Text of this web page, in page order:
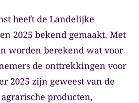
heeft de Landelijke
2025 bekend gemaakt. Met
worden berekend wat voor
de onttrekkingen voor
2025 zijn geweest van de
producten,